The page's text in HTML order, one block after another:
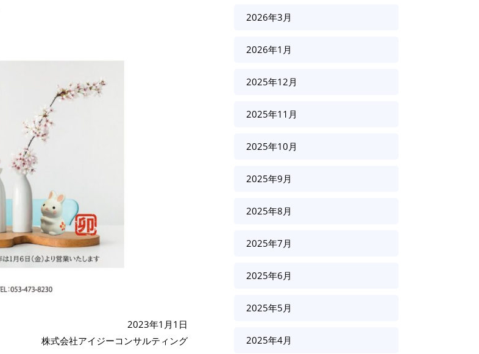
2023年1月1日
株式会社アイジーコンサルティング
2026年3月
2026年1月
2025年12月
2025年11月
2025年10月
2025年9月
2025年8月
2025年7月
2025年6月
2025年5月
2025年4月